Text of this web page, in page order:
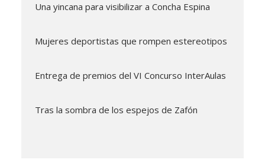
Una yincana para visibilizar a Concha Espina
Mujeres deportistas que rompen estereotipos
Entrega de premios del VI Concurso InterAulas
Tras la sombra de los espejos de Zafón